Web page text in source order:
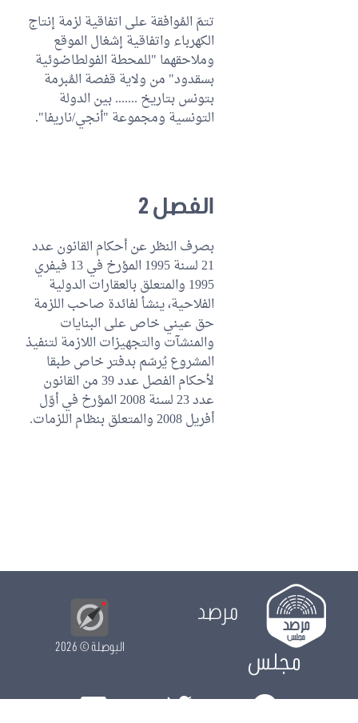
تتمّ المُوافقة على اتفاقية لزمة إنتاج
الكهرباء واتفاقية إشغال الموقع
وملاحقهما "للمحطة الفولطاضوئية
بسقدود" من ولاية قفصة المُبرمة
بتونس بتاريخ ....... بين الدولة
التونسية ومجموعة "أنجي/ناريفا".
الفصل 2
بصرف النظر عن أحكام القانون عدد
21 لسنة 1995 المؤرخ في 13 فيفري
1995 والمتعلق بالعقارات الدولية
الفلاحية، ينشأ لفائدة صاحب اللزمة
حق عيني خاص على البنايات
والمنشآت والتجهيزات اللازمة لتنفيذ
المشروع يُرسّم بدفتر خاص طبقا
لأحكام الفصل عدد 39 من القانون
عدد 23 لسنة 2008 المؤرخ في أوّل
أفريل 2008 والمتعلق بنظام اللزمات.
مرصد
مجلس
البوصلة© 2026